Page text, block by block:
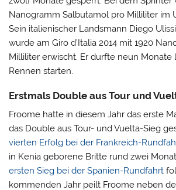
Nanogramm Salbutamol pro Milliliter im
Sein italienischer Landsmann Diego
wurde am Giro d’Italia 2014 mit 1920
Milliliter erwischt. Er durfte neun Monate
Rennen starten.
Erstmals Double aus Tour und
Froome hatte in diesem Jahr das erste
das Double aus Tour- und Vuelta-Sieg
vierten Erfolg bei der Frankreich-
in Kenia geborene Britte rund zwei
ersten Sieg bei der Spanien-Rundfahrt
kommenden Jahr peilt Froome neben